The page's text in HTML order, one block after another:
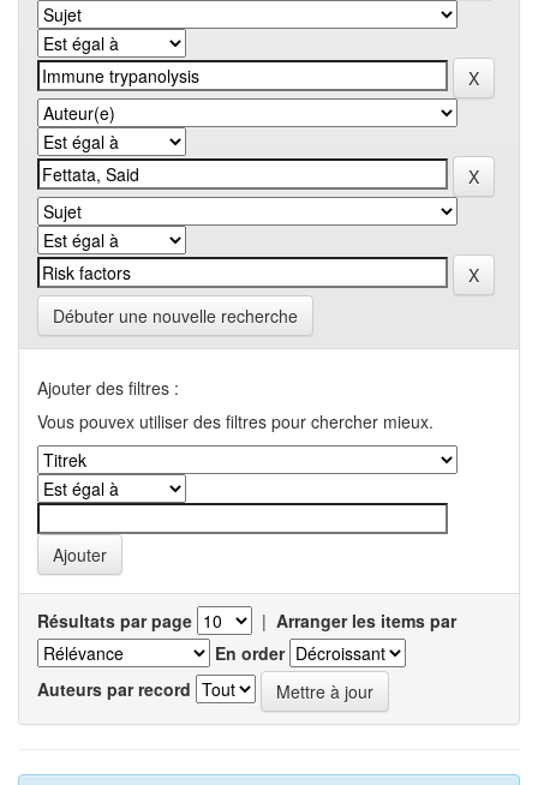
Débuter une nouvelle recherche
Ajouter des filtres :
Vous pouvex utiliser des filtres pour chercher mieux.
Résultats par page | Arranger les items par
En order
Auteurs par record